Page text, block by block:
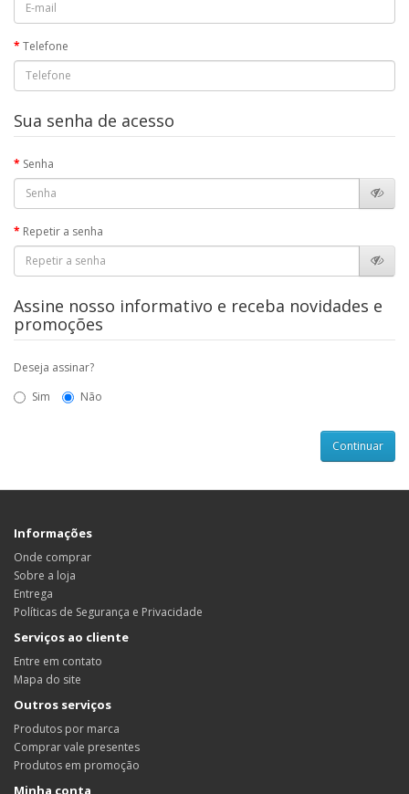
Telefone
Sua senha de acesso
Senha
Repetir a senha
Assine nosso informativo e receba novidades e
promoções
Deseja assinar?
Sim
Não
Informações
Onde comprar
Sobre a loja
Entrega
Políticas de Segurança e Privacidade
Serviços ao cliente
Entre em contato
Mapa do site
Outros serviços
Produtos por marca
Comprar vale presentes
Produtos em promoção
Minha conta